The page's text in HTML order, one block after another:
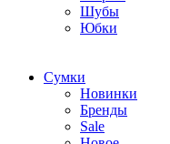
Шубы
Юбки
Cумки
Новинки
Бренды
Sale